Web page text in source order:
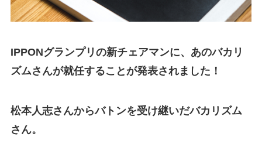
IPPONグランプリの新チェアマンに、あのバカリ
ズムさんが就任することが発表されました！
松本人志さんからバトンを受け継いだバカリズム
さん。